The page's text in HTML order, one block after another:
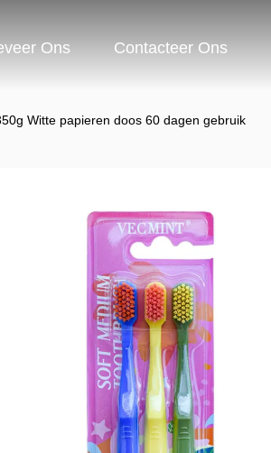
Ons Contacteer Ons
Witte papieren doos 60 dagen gebruik